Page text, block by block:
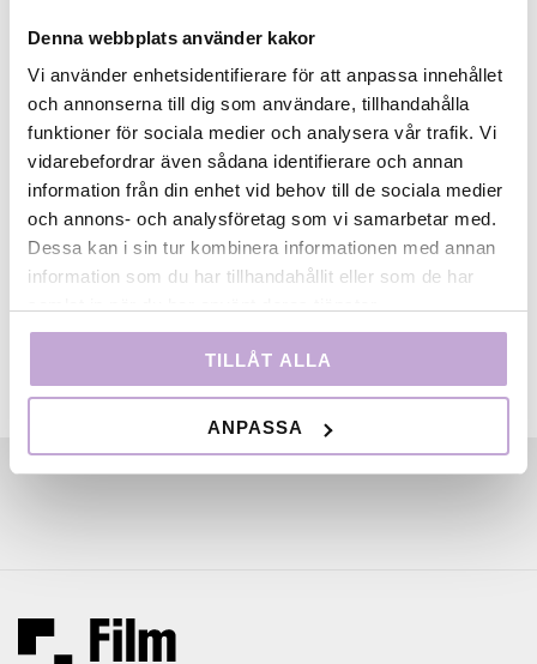
Denna webbplats använder kakor
Vi använder enhetsidentifierare för att anpassa innehållet
och annonserna till dig som användare, tillhandahålla
funktioner för sociala medier och analysera vår trafik. Vi
vidarebefordrar även sådana identifierare och annan
information från din enhet vid behov till de sociala medier
och annons- och analysföretag som vi samarbetar med.
Dessa kan i sin tur kombinera informationen med annan
information som du har tillhandahållit eller som de har
samlat in när du har använt deras tjänster.
TILLÅT ALLA
ANPASSA
Samtalet spelas in och blir podcasten
med:Anna Persson (dokumentärfilmare) och Mats
Söderlund (poet)
Eli Bø (scenograf) och Hanna Gustavsson (illustratör)
Beth Laurin (skulptör) och Ida Lindgren (filmare)
respektive soundcloud.com/processpodden